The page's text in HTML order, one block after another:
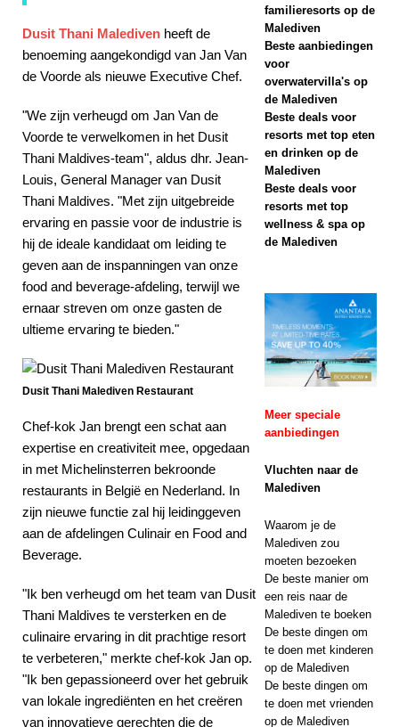
[ 13 november
2025 ]
bij Nova Maldives
met 55% korting
SPECIALE
[ 26 november
2025 ]
Fushi werkt samen
met Forbes Travel
Guide in de strijd
om
vijfsterrenstatus
5-
STERRENHOTEL
S EN RESORTS
Dusit Thani Malediven heeft de
benoeming aangekondigd van Jan Van
de Voorde als nieuwe Executive Chef.
"We zijn verheugd om Jan Van de
Voorde te verwelkomen in het Dusit
Thani Maldives-team", aldus dhr. Jean-
Louis, General Manager van Dusit
Thani Maldives. "Met zijn uitgebreide
ervaring en passie voor de industrie is
hij de ideale kandidaat om leiding te
geven aan de inspanningen van onze
food and beverage-afdeling, terwijl we
ernaar streven om onze gasten de
ultieme ervaring te bieden."
Dusit Thani Malediven Restaurant
Chef-kok Jan brengt een schat aan
expertise en creativiteit mee, opgedaan
in met Michelinsterren bekroonde
restaurants in België en Nederland. In
zijn nieuwe functie zal hij leidinggeven
aan de afdelingen Culinair en Food and
Beverage.
"Ik ben verheugd om het team van Dusit
Thani Maldives te versterken en de
culinaire ervaring in dit prachtige resort
te verbeteren," merkte chef-kok Jan op.
"Ik ben gepassioneerd over het gebruik
van lokale ingrediënten en het creëren
van innovatieve gerechten die de
familieresorts op de
Malediven
Beste aanbiedingen
voor
overwatervilla's op
de Malediven
Beste deals voor
resorts met top eten
en drinken op de
Malediven
Beste deals voor
resorts met top
wellness & spa op
de Malediven
Meer speciale
aanbiedingen
Vluchten naar de
Malediven
Waarom je de
Malediven zou
moeten bezoeken
De beste manier om
een reis naar de
Malediven te boeken
De beste dingen om
te doen met kinderen
op de Malediven
De beste dingen om
te doen met vrienden
op de Malediven